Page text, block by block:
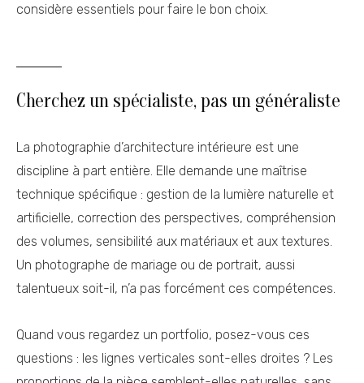
considère essentiels pour faire le bon choix.
Cherchez un spécialiste, pas un généraliste
La photographie d’architecture intérieure est une
discipline à part entière. Elle demande une maîtrise
technique spécifique : gestion de la lumière naturelle et
artificielle, correction des perspectives, compréhension
des volumes, sensibilité aux matériaux et aux textures.
Un photographe de mariage ou de portrait, aussi
talentueux soit-il, n’a pas forcément ces compétences.
Quand vous regardez un portfolio, posez-vous ces
questions : les lignes verticales sont-elles droites ? Les